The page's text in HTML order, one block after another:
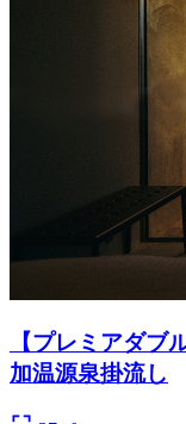
【プレミアダ
加温源泉掛流し